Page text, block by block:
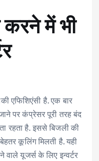
में भी
एफिशिएंसी है. एक बार
पर कंप्रेसर पूरी तरह बंद
रहता है. इससे बिजली की
कूलिंग मिलती है. यही
यूजर्स के लिए इन्वर्टर